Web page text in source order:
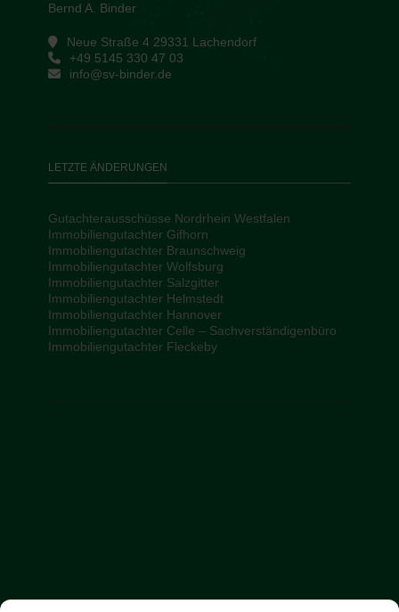
Bernd A. Binder
Neue Straße 4 29331 Lachendorf
+49 5145 330 47 03
info@sv-binder.de
LETZTE ÄNDERUNGEN
Gutachterausschüsse Nordrhein Westfalen
Immobiliengutachter Gifhorn
Immobiliengutachter Braunschweig
Immobiliengutachter Wolfsburg
Immobiliengutachter Salzgitter
Immobiliengutachter Helmstedt
Immobiliengutachter Hannover
Immobiliengutachter Celle – Sachverständigenbüro
Immobiliengutachter Fleckeby